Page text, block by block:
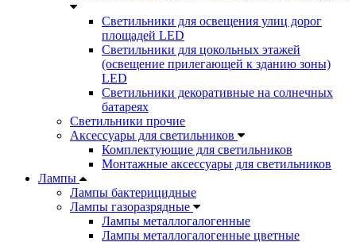
Светильники для освещения улиц дорог
площадей LED
Светильники для цокольных этажей
(освещение прилегающей к зданию зоны)
LED
Светильники декоративные на солнечных
батареях
Светильники прочие
Аксессуары для светильников
Комплектующие для светильников
Монтажные аксессуары для светильников
Лампы
Лампы бактерицидные
Лампы газоразрядные
Лампы металлогалогенные
Лампы металлогалогенные цветные